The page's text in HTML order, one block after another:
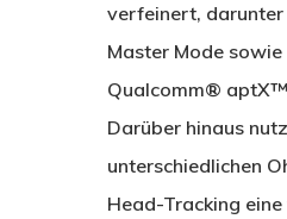
verfeinert, darunter
Master Mode
Qualcomm® aptX™
Darüber hinaus
unterschiedlichen
Head-Tracking